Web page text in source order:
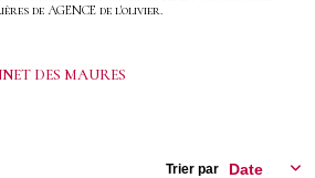
de AGENCE de l'olivier.
DES MAURES
Trier par